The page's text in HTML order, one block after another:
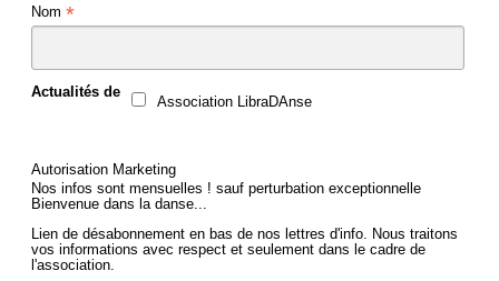
Nom *
Actualités de
Association LibraDAnse
Autorisation Marketing
Nos infos sont mensuelles ! sauf perturbation exceptionnelle
Bienvenue dans la danse...
Lien de désabonnement en bas de nos lettres d'info. Nous traitons
vos informations avec respect et seulement dans le cadre de
l'association.